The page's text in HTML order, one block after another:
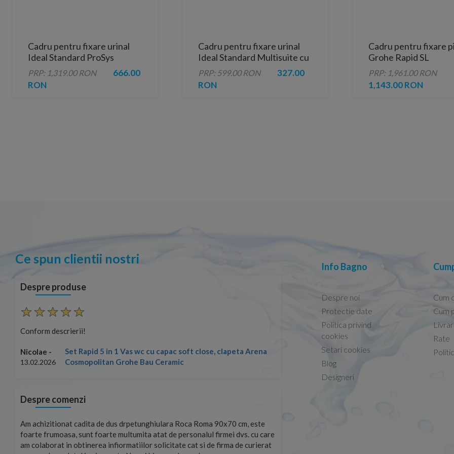
Cadru pentru fixare urinal
Ideal Standard ProSys
PRP: 1,319.00 RON
666.00
RON
Cadru pentru fixare urinal
Ideal Standard Multisuite cu
baterie incastrata
PRP: 599.00 RON
327.00
RON
Cadru pentru fixare
Grohe Rapid SL
PRP: 1,961.00 RON
1,143.00 RON
Ce spun clientii nostri
Despre produse
Conform descrierii!
Nicolae -
13.02.2026
Set Rapid 5 in 1 Vas wc cu capac soft close, clapeta Arena
Cosmopolitan Grohe Bau Ceramic
Conform descrierii!
13.02.2026
Despre comenzi
Am achizitionat cadita de dus drpetunghiulara Roca Roma 90x70 cm, este
foarte frumoasa, sunt foarte multumita atat de personalul firmei dvs. cu care
am colaborat in obtinerea infiormatiilor solicitate cat si de firma de curierat
Info Bagno
Despre noi
Protectie date
Politica privind
cookies
Setari cookies
Blog
Designeri
Cum
Cum
Rate